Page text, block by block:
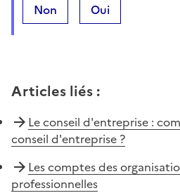
Non Oui
Articles liés :
Le conseil d'entreprise :
conseil d'entreprise ?
Les comptes des
professionnelles